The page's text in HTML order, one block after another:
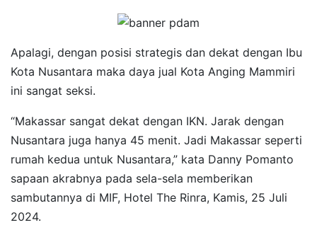
Apalagi, dengan posisi strategis dan dekat dengan Ibu
Kota Nusantara maka daya jual Kota Anging Mammiri
ini sangat seksi.
“Makassar sangat dekat dengan IKN. Jarak dengan
Nusantara juga hanya 45 menit. Jadi Makassar seperti
rumah kedua untuk Nusantara,” kata Danny Pomanto
sapaan akrabnya pada sela-sela memberikan
sambutannya di MIF, Hotel The Rinra, Kamis, 25 Juli
2024.